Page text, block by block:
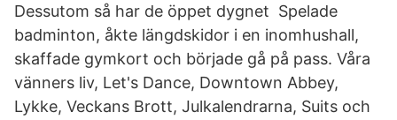
Dessutom så har de öppet dygnet Spelade
badminton, åkte längdskidor i en inomhushall,
skaffade gymkort och började gå på pass. Våra
vänners liv, Let's Dance, Downtown Abbey,
Lykke, Veckans Brott, Julkalendrarna, Suits och